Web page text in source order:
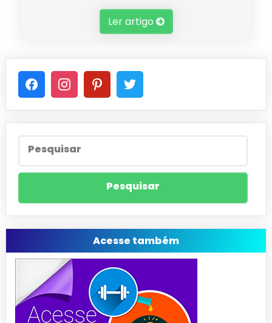
Ler artigo
Acesse também